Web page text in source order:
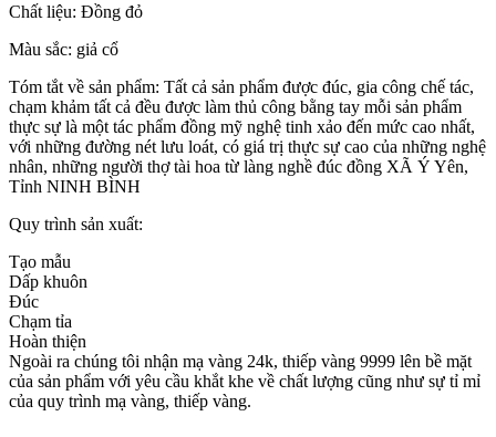
Chất liệu: Đồng đỏ
Màu sắc: giả cổ
Tóm tắt về sản phẩm: Tất cả sản phẩm được đúc, gia công chế tác,
chạm khảm tất cả đều được làm thủ công bằng tay mỗi sản phẩm
thực sự là một tác phẩm đồng mỹ nghệ tinh xảo đến mức cao nhất,
với những đường nét lưu loát, có giá trị thực sự cao của những nghệ
nhân, những người thợ tài hoa từ làng nghề đúc đồng XÃ Ý Yên,
Tỉnh NINH BÌNH
Quy trình sản xuất:
Tạo mẫu
Dấp khuôn
Đúc
Chạm tỉa
Hoàn thiện
Ngoài ra chúng tôi nhận mạ vàng 24k, thiếp vàng 9999 lên bề mặt
của sản phẩm với yêu cầu khắt khe về chất lượng cũng như sự tỉ mỉ
của quy trình mạ vàng, thiếp vàng.